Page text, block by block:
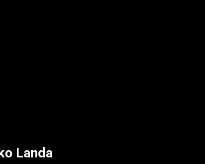
Landa